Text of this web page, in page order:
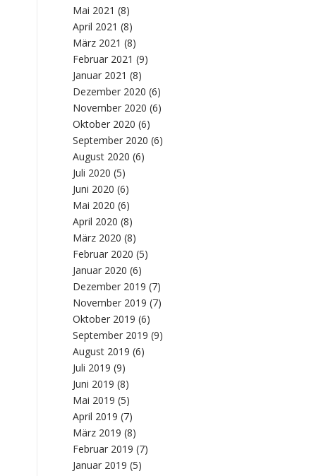
Mai 2021 (8)
April 2021 (8)
März 2021 (8)
Februar 2021 (9)
Januar 2021 (8)
Dezember 2020 (6)
November 2020 (6)
Oktober 2020 (6)
September 2020 (6)
August 2020 (6)
Juli 2020 (5)
Juni 2020 (6)
Mai 2020 (6)
April 2020 (8)
März 2020 (8)
Februar 2020 (5)
Januar 2020 (6)
Dezember 2019 (7)
November 2019 (7)
Oktober 2019 (6)
September 2019 (9)
August 2019 (6)
Juli 2019 (9)
Juni 2019 (8)
Mai 2019 (5)
April 2019 (7)
März 2019 (8)
Februar 2019 (7)
Januar 2019 (5)